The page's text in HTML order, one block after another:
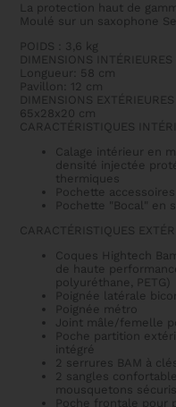
La protection haut de
Moulé sur un saxophone
POIDS : 3,6 kg
DIMENSIONS INTÉRIEURES :
Longueur: 58 cm
Pavillon: 12 cm
DIMENSIONS EXTÉRIEURES :
65x28x20 cm
CARACTÉRISTIQUES
Calage intérieur en
densité injectée
thermiques
Pochette
Pochette "Bocal" en
CARACTÉRISTIQUES
Coques Hightech
de haute
polyuréthane, PETG)
Poignée latérale
Poignée métro
Joint mâle/femelle
Poche partition
intégré
2 serrures BAM à
2 sangles
mousquetons
Poche frontale pour